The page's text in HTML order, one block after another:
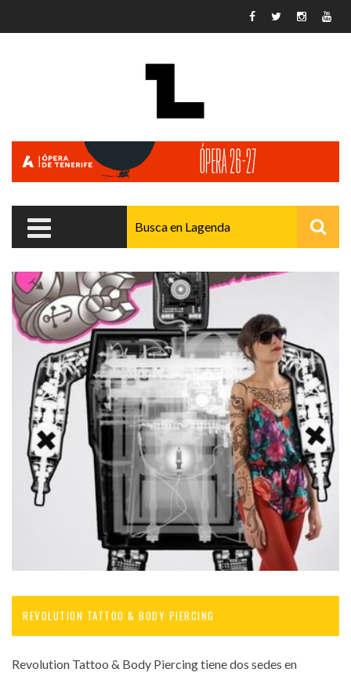
REVOLUTION TATTOO & BODY PIERCING
Revolution Tattoo & Body Piercing tiene dos sedes en